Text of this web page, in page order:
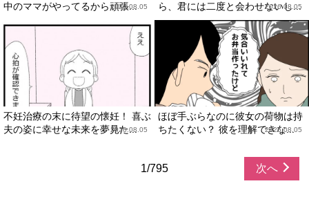
中のママがやってるから頑張...
2026.08.05
ら、君には二度と会わせないし...
2026.08.05
不妊治療の末に待望の懐妊！ 喜ぶ
夫の姿に幸せな未来を夢見た...
2026.08.05
ほぼ手ぶらなのに彼女の荷物は持
ちたくない？ 彼を理解できな...
2026.08.05
1/795 次へ